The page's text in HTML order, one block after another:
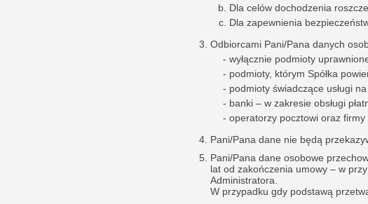
Dla celów dochodzenia
Dla zapewnienia
Odbiorcami Pani/Pana danych
wyłącznie podmioty
podmioty, którym Spółka
podmioty świadczące usługi
banki – w zakresie obsługi
operatorzy pocztowi oraz firmy
Pani/Pana dane nie będą
Pani/Pana dane osobowe
lat od zakończenia umowy – w
Administratora.
W przypadku gdy podstawą